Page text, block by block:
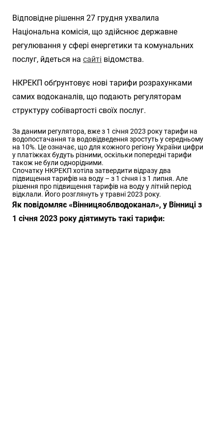
Відповідне рішення 27 грудня ухвалила
Національна комісія, що здійснює державне
регулювання у сфері енергетики та комунальних
послуг, йдеться на сайті відомства.
НКРЕКП обґрунтовує нові тарифи розрахунками
самих водоканалів, що подають регуляторам
структуру собівартості своїх послуг.
За даними регулятора, вже з 1 січня 2023 року тарифи на
водопостачання та водовідведення зростуть у середньому
на 10%. Це означає, що для кожного регіону України цифри
у платіжках будуть різними, оскільки попередні тарифи
також не були однорідними.
Спочатку НКРЕКП хотіла затвердити відразу два
підвищення тарифів на воду – з 1 січня і з 1 липня. Але
рішення про підвищення тарифів на воду у літній період
відклали. Його розглянуть у травні 2023 року.
Як повідомляє «Вінницяоблводоканал», у Вінниці з
1 січня 2023 року діятимуть такі тарифи: